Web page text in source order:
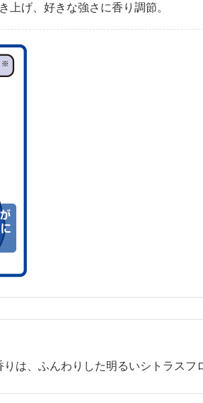
上げ、好きな強さに香り調節。
りは、ふんわりした明るいシトラスフ